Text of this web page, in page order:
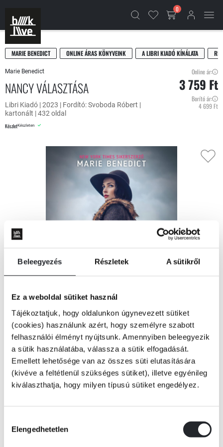
Beleegyezés Részletek A sütikről
Ez a weboldal sütiket használ
Tájékoztatjuk, hogy oldalunkon úgynevezett sütiket
(cookies) használunk azért, hogy személyre szabott
felhasználói élményt nyújtsunk. Amennyiben beleegyezik
a sütik használatába, válassza a sütik elfogadását.
Emellett lehetősége van az összes süti elutasítására
(kivéve a feltétlenül szükséges sütiket), illetve egyénileg
kiválaszthatja, hogy milyen típusú sütiket engedélyez.
kiválasztása
Elengedhetetlen
0
MARIE BENEDICT ONLINE ÁRAS KÖNYVEINK A LIBRI KIADÓ KÍNÁLATA
Marie Benedict
NANCY VÁLASZTÁSA
Libri Kiadó | 2023 | Fordító: Svoboda Róbert |
kartonált | 432 oldal
KészletKészleten
Online ár:
3 759 Ft
Borító ár:
4 699 Ft